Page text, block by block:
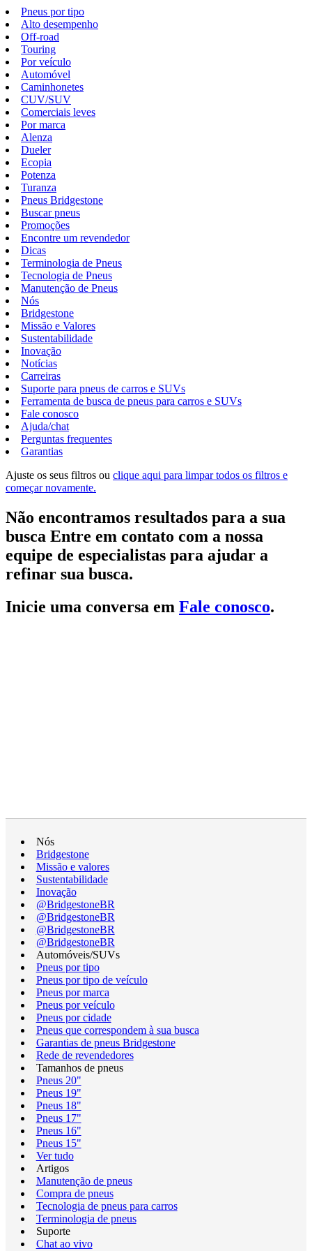
Pneus por tipo
Alto desempenho
Off-road
Touring
Por veículo
Automóvel
Caminhonetes
CUV/SUV
Comerciais leves
Por marca
Alenza
Dueler
Ecopia
Potenza
Turanza
Pneus Bridgestone
Buscar pneus
Promoções
Encontre um revendedor
Dicas
Terminologia de Pneus
Tecnologia de Pneus
Manutenção de Pneus
Nós
Bridgestone
Missão e Valores
Sustentabilidade
Inovação
Notícias
Carreiras
Suporte para pneus de carros e SUVs
Ferramenta de busca de pneus para carros e SUVs
Fale conosco
Ajuda/chat
Perguntas frequentes
Garantias
Ajuste os seus filtros ou clique aqui para limpar todos os filtros e
começar novamente.
Não encontramos resultados para a sua
busca Entre em contato com a nossa
equipe de especialistas para ajudar a
refinar sua busca.
Inicie uma conversa em Fale conosco.
Nós
Bridgestone
Missão e valores
Sustentabilidade
Inovação
@BridgestoneBR
@BridgestoneBR
@BridgestoneBR
@BridgestoneBR
Automóveis/SUVs
Pneus por tipo
Pneus por tipo de veículo
Pneus por marca
Pneus por veículo
Pneus por cidade
Pneus que correspondem à sua busca
Garantias de pneus Bridgestone
Rede de revendedores
Tamanhos de pneus
Pneus 20"
Pneus 19"
Pneus 18"
Pneus 17"
Pneus 16"
Pneus 15"
Ver tudo
Artigos
Manutenção de pneus
Compra de pneus
Tecnologia de pneus para carros
Terminologia de pneus
Suporte
Chat ao vivo